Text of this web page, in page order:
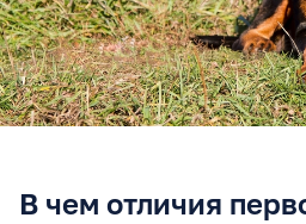
В чем отличия